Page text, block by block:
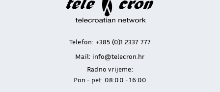
Telefon: +385 (0)1 2337 777
Mail: info@telecron.hr
Radno vrijeme:
Pon - pet: 08:00 - 16:00